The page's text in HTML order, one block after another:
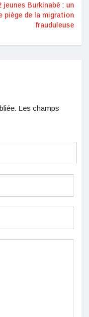
Burkinabè : un
piège de la migration
frauduleuse
Les champs